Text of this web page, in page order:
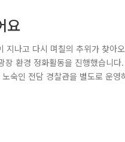
요
나고 다시 며칠의 추위가 찾아
환경 정화활동을 진행했습니
숙인 전담 경찰관을 별도로 운
우려가 있어서 정기적으로 중구
찾아가지 않는 짐을 정리하여 전